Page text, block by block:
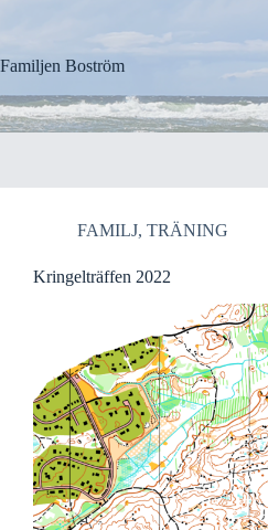
Familjen Boström
FAMILJ, TRÄNING
Kringelträffen 2022